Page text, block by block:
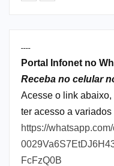
----
Portal Infonet no
Receba no celular
Acesse o link
ter acesso a variados
https://
FcFzQ0B